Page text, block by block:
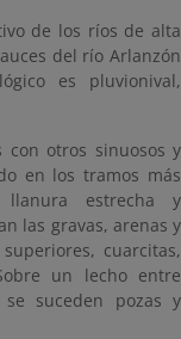
de los ríos de alta
del río Arlanzón
es pluvionival,
con otros sinuosos y
en los tramos más
llanura estrecha y
las gravas, arenas y
cuarcitas,
un lecho entre
suceden pozas y